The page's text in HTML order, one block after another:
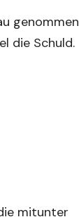
genommen
die Schuld.
mitunter